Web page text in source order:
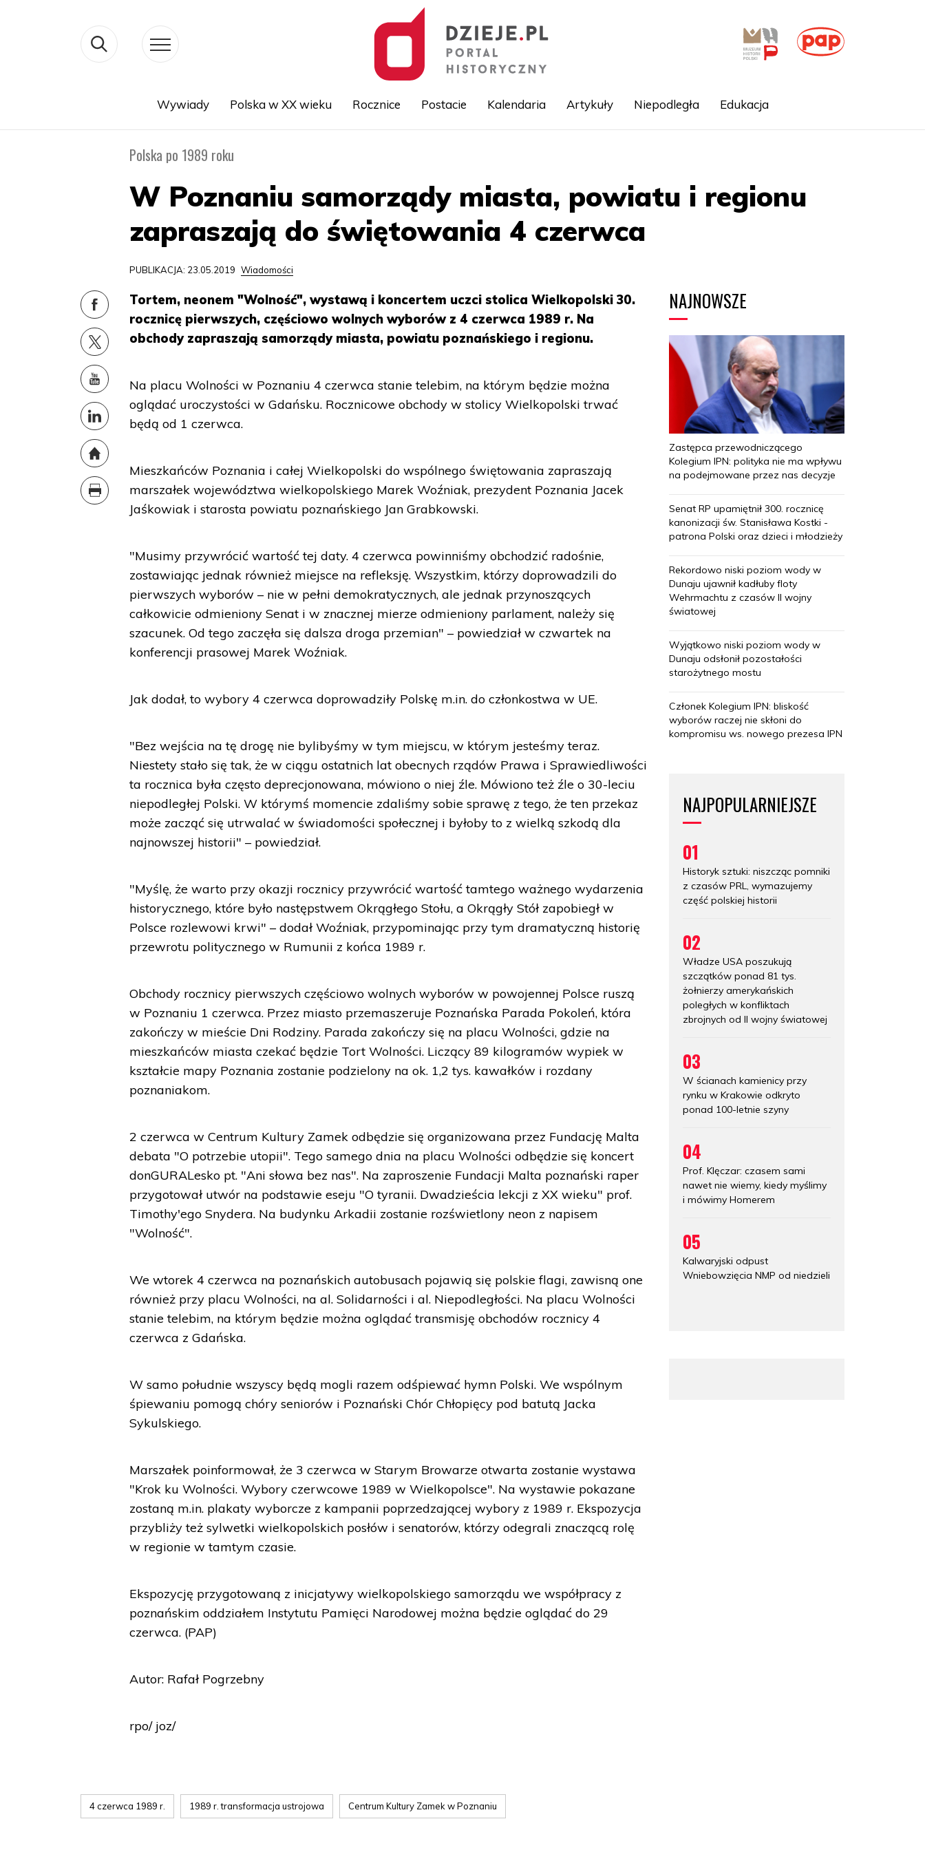
Wywiady Polska w XX wieku Rocznice Postacie Kalendaria Artykuły Niepodległa Edukacja
Polska po 1989 roku
W Poznaniu samorządy miasta, powiatu i regionu
zapraszają do świętowania 4 czerwca
PUBLIKACJA: 23.05.2019 Wiadomości
Tortem, neonem "Wolność", wystawą i koncertem uczci stolica Wielkopolski 30.
rocznicę pierwszych, częściowo wolnych wyborów z 4 czerwca 1989 r. Na
obchody zapraszają samorządy miasta, powiatu poznańskiego i regionu.
Na placu Wolności w Poznaniu 4 czerwca stanie telebim, na którym będzie można
oglądać uroczystości w Gdańsku. Rocznicowe obchody w stolicy Wielkopolski trwać
będą od 1 czerwca.
Mieszkańców Poznania i całej Wielkopolski do wspólnego świętowania zapraszają
marszałek województwa wielkopolskiego Marek Woźniak, prezydent Poznania Jacek
Jaśkowiak i starosta powiatu poznańskiego Jan Grabkowski.
"Musimy przywrócić wartość tej daty. 4 czerwca powinniśmy obchodzić radośnie,
zostawiając jednak również miejsce na refleksję. Wszystkim, którzy doprowadzili do
pierwszych wyborów – nie w pełni demokratycznych, ale jednak przynoszących
całkowicie odmieniony Senat i w znacznej mierze odmieniony parlament, należy się
szacunek. Od tego zaczęła się dalsza droga przemian" – powiedział w czwartek na
konferencji prasowej Marek Woźniak.
Jak dodał, to wybory 4 czerwca doprowadziły Polskę m.in. do członkostwa w UE.
"Bez wejścia na tę drogę nie bylibyśmy w tym miejscu, w którym jesteśmy teraz.
Niestety stało się tak, że w ciągu ostatnich lat obecnych rządów Prawa i Sprawiedliwości
ta rocznica była często deprecjonowana, mówiono o niej źle. Mówiono też źle o 30-leciu
niepodległej Polski. W którymś momencie zdaliśmy sobie sprawę z tego, że ten przekaz
może zacząć się utrwalać w świadomości społecznej i byłoby to z wielką szkodą dla
najnowszej historii" – powiedział.
"Myślę, że warto przy okazji rocznicy przywrócić wartość tamtego ważnego wydarzenia
historycznego, które było następstwem Okrągłego Stołu, a Okrągły Stół zapobiegł w
Polsce rozlewowi krwi" – dodał Woźniak, przypominając przy tym dramatyczną historię
przewrotu politycznego w Rumunii z końca 1989 r.
Obchody rocznicy pierwszych częściowo wolnych wyborów w powojennej Polsce ruszą
w Poznaniu 1 czerwca. Przez miasto przemaszeruje Poznańska Parada Pokoleń, która
zakończy w mieście Dni Rodziny. Parada zakończy się na placu Wolności, gdzie na
mieszkańców miasta czekać będzie Tort Wolności. Liczący 89 kilogramów wypiek w
kształcie mapy Poznania zostanie podzielony na ok. 1,2 tys. kawałków i rozdany
poznaniakom.
2 czerwca w Centrum Kultury Zamek odbędzie się organizowana przez Fundację Malta
debata "O potrzebie utopii". Tego samego dnia na placu Wolności odbędzie się koncert
donGURALesko pt. "Ani słowa bez nas". Na zaproszenie Fundacji Malta poznański raper
przygotował utwór na podstawie eseju "O tyranii. Dwadzieścia lekcji z XX wieku" prof.
Timothy'ego Snydera. Na budynku Arkadii zostanie rozświetlony neon z napisem
"Wolność".
We wtorek 4 czerwca na poznańskich autobusach pojawią się polskie flagi, zawisną one
również przy placu Wolności, na al. Solidarności i al. Niepodległości. Na placu Wolności
stanie telebim, na którym będzie można oglądać transmisję obchodów rocznicy 4
czerwca z Gdańska.
W samo południe wszyscy będą mogli razem odśpiewać hymn Polski. We wspólnym
śpiewaniu pomogą chóry seniorów i Poznański Chór Chłopięcy pod batutą Jacka
Sykulskiego.
Marszałek poinformował, że 3 czerwca w Starym Browarze otwarta zostanie wystawa
"Krok ku Wolności. Wybory czerwcowe 1989 w Wielkopolsce". Na wystawie pokazane
zostaną m.in. plakaty wyborcze z kampanii poprzedzającej wybory z 1989 r. Ekspozycja
przybliży też sylwetki wielkopolskich posłów i senatorów, którzy odegrali znaczącą rolę
w regionie w tamtym czasie.
Ekspozycję przygotowaną z inicjatywy wielkopolskiego samorządu we współpracy z
poznańskim oddziałem Instytutu Pamięci Narodowej można będzie oglądać do 29
czerwca. (PAP)
Autor: Rafał Pogrzebny
rpo/ joz/
4 czerwca 1989 r. 1989 r. transformacja ustrojowa Centrum Kultury Zamek w Poznaniu
NAJNOWSZE
Zastępca przewodniczącego
Kolegium IPN: polityka nie ma wpływu
na podejmowane przez nas decyzje
Senat RP upamiętnił 300. rocznicę
kanonizacji św. Stanisława Kostki -
patrona Polski oraz dzieci i młodzieży
Rekordowo niski poziom wody w
Dunaju ujawnił kadłuby floty
Wehrmachtu z czasów II wojny
światowej
Wyjątkowo niski poziom wody w
Dunaju odsłonił pozostałości
starożytnego mostu
Członek Kolegium IPN: bliskość
wyborów raczej nie skłoni do
kompromisu ws. nowego prezesa IPN
NAJPOPULARNIEJSZE
01
Historyk sztuki: niszcząc pomniki
z czasów PRL, wymazujemy
część polskiej historii
02
Władze USA poszukują
szczątków ponad 81 tys.
żołnierzy amerykańskich
poległych w konfliktach
zbrojnych od II wojny światowej
03
W ścianach kamienicy przy
rynku w Krakowie odkryto
ponad 100-letnie szyny
04
Prof. Klęczar: czasem sami
nawet nie wiemy, kiedy myślimy
i mówimy Homerem
05
Kalwaryjski odpust
Wniebowzięcia NMP od niedzieli